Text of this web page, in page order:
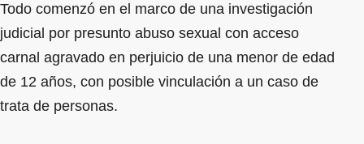
Todo comenzó en el marco de una investigación
judicial por presunto abuso sexual con acceso
carnal agravado en perjuicio de una menor de edad
de 12 años, con posible vinculación a un caso de
trata de personas.